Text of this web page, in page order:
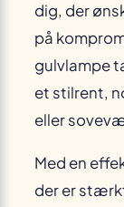
dig, der
på
gulvlampe
et stilrent,
eller
Med en
der er